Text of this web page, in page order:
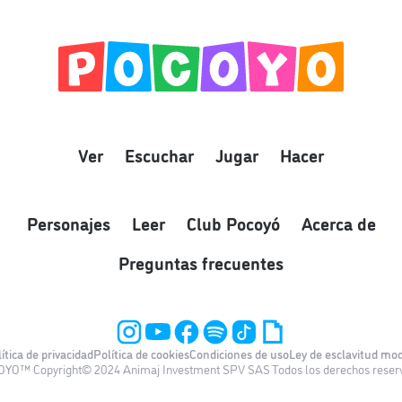
Ver Escuchar Jugar Hacer
Personajes Leer Club Pocoyó
Acerca de
Preguntas frecuentes
de privacidadPolítica de cookiesCondiciones de usoLey de esclavitud
Copyright© 2024 Animaj Investment SPV SAS Todos los derechos